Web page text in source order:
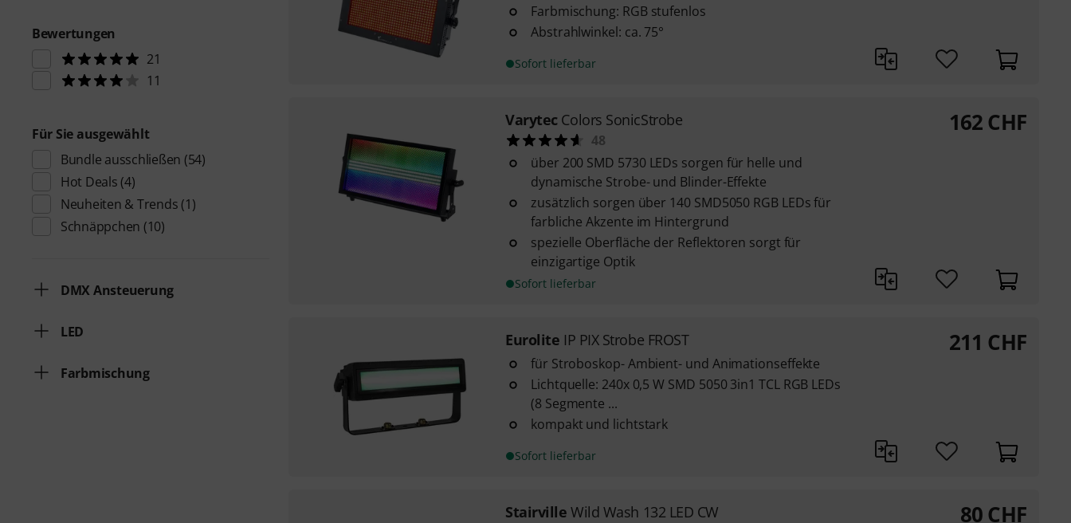
Bewertungen
21
11
Für Sie ausgewählt
Bundle ausschließen (54)
Hot Deals (4)
Neuheiten & Trends (1)
Schnäppchen (10)
DMX Ansteuerung
LED
Farbmischung
Farbmischung: RGB stufenlos
Abstrahlwinkel: ca. 75°
Sofort lieferbar
Varytec Colors SonicStrobe
48
über 200 SMD 5730 LEDs sorgen für helle und
dynamische Strobe- und Blinder-Effekte
zusätzlich sorgen über 140 SMD5050 RGB LEDs für
farbliche Akzente im Hintergrund
spezielle Oberfläche der Reflektoren sorgt für
einzigartige Optik
Sofort lieferbar
162CHF
Eurolite IP PIX Strobe FROST
für Stroboskop- Ambient- und Animationseffekte
Lichtquelle: 240x 0,5 W SMD 5050 3in1 TCL RGB LEDs
(8 Segmente ...
kompakt und lichtstark
Sofort lieferbar
211 CHF
Stairville Wild Wash 132 LED CW 80CHF